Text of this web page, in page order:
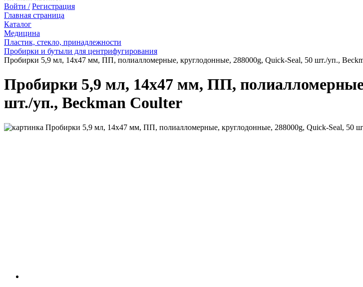
Войти / Регистрация
Главная страница
Каталог
Медицина
Пластик, стекло, принадлежности
Пробирки и бутыли для центрифугирования
Пробирки 5,9 мл, 14х47 мм, ПП, полиалломерные, круглодонные, 288000g, Quick-Seal, 50 шт./уп.,
Пробирки 5,9 мл, 14х47 мм, ПП,
шт./уп., Beckman Coulter